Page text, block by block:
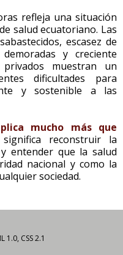
refleja una situación
salud ecuatoriano. Las
escasez de
y creciente
privados muestran un
dificultades para
y sostenible a las
mucho más que
reconstruir la
entender que la salud
nacional y como la
sociedad.
1.0, CSS 2.1